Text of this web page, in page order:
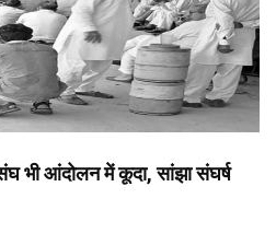
भी आंदोलन में कूदा, सांझा संघर्ष